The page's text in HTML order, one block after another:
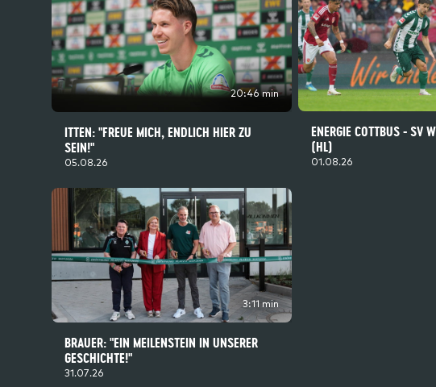
20:46 min
ITTEN: "FREUE MICH, ENDLICH HIER ZU
SEIN!"
05.08.26
ENERGIE COTTBUS - SV
(HL)
01.08.26
3:11 min
BRAUER: "EIN MEILENSTEIN IN UNSERER
GESCHICHTE!"
31.07.26